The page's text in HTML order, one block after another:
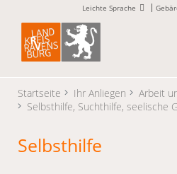
Leichte Sprache
Startseite Ihr Anliegen
Arbeit
Selbsthilfe, Suchthilfe, seelische
Selbsthilfe